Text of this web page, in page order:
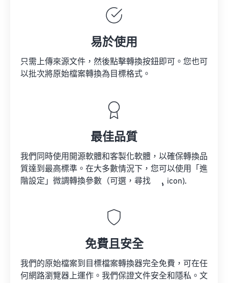
易於使用
只需上傳來源文件，然後點擊轉換按鈕即可。您也可
以批次將原始檔案轉換為目標格式。
最佳品質
我們同時使用開源軟體和客製化軟體，以確保轉換品
質達到最高標準。在大多數情況下，您可以使用「進
階設定」微調轉換參數（可選，尋找
icon).
免費且安全
我們的原始檔案到目標檔案轉換器完全免費，可在任
何網路瀏覽器上運作。我們保證文件安全和隱私。文